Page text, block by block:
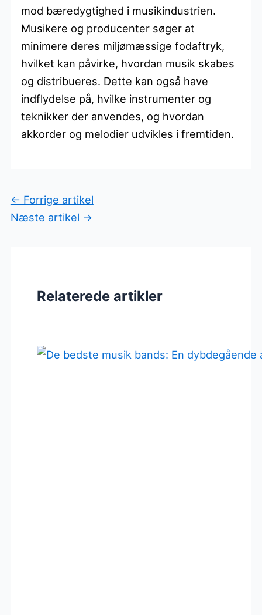
mod bæredygtighed i musikindustrien.
Musikere og producenter søger at
minimere deres miljømæssige fodaftryk,
hvilket kan påvirke, hvordan musik skabes
og distribueres. Dette kan også have
indflydelse på, hvilke instrumenter og
teknikker der anvendes, og hvordan
akkorder og melodier udvikles i fremtiden.
← Forrige artikel
Næste artikel →
Relaterede artikler